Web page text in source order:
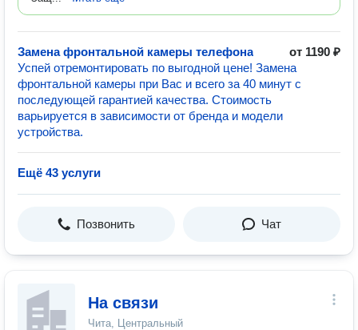
Замена фронтальной камеры телефона
от 1190 ₽
Успей отремонтировать по выгодной цене! Замена
фронтальной камеры при Вас и всего за 40 минут с
последующей гарантией качества. Стоимость
варьируется в зависимости от бренда и модели
устройства.
Ещё 43 услуги
Позвонить Чат
На связи
Чита, Центральный